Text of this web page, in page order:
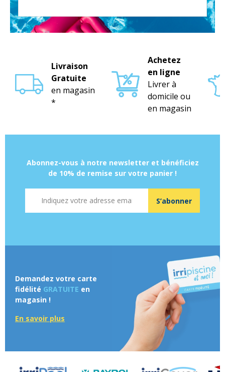
Livraison
Gratuite
en magasin
*
Achetez
en ligne
Livrer à
domicile ou
en magasin
Abonnez-vous à notre newsletter et bénéficiez
de 10% de remise sur votre panier !
S’abonner
Demandez votre carte
fidélité GRATUITE en
magasin !
En savoir plus